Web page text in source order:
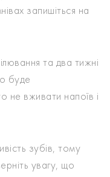
запишіться на
та два тижні
буде
не вживати напоїв і
зубів, тому
увагу, що